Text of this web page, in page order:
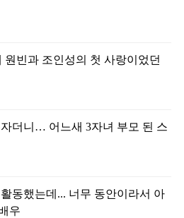
빈과 조인성의 첫 사랑이었던
더니… 어느새 3자녀 부모 된 스
동했는데... 너무 동안이라서 아
우